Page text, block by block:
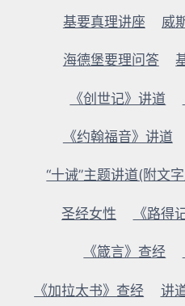
基要真理讲座 威
海德堡要理问答
《创世记》讲道
《约翰福音》讲道
“十诫”主题讲道(附文
圣经女性 《路得
《箴言》查经
《加拉太书》查经 讲